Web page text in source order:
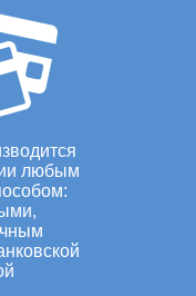
любым